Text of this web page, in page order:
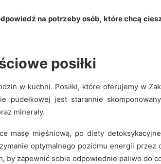
na potrzeby osób, które chcą
posiłki
w kuchni. Posiłki, które oferujemy w
pudełkowej jest starannie
minerały.
masę mięśniową, po diety
optymalnego poziomu energii przez
by zapewnić sobie odpowiednie paliwo do